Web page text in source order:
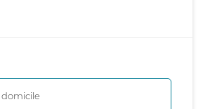
domicile